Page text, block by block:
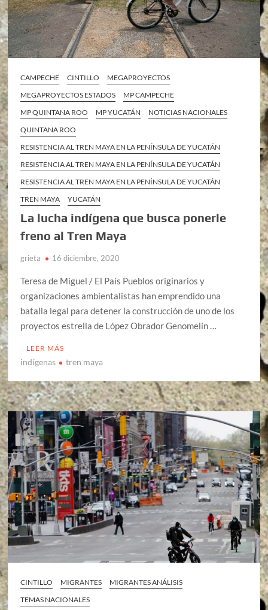
CAMPECHE CINTILLO
MEGAPROYECTOS
MEGAPROYECTOS ESTADOS
MP CAMPECHE
MP QUINTANA ROO
MP YUCATÁN
NOTICIAS NACIONALES
QUINTANA ROO
RESISTENCIA AL TREN MAYA EN LA PENÍNSULA DE YUCATÁN
RESISTENCIA AL TREN MAYA EN LA PENÍNSULA DE YUCATÁN
RESISTENCIA AL TREN MAYA EN LA PENÍNSULA DE YUCATÁN
TREN MAYA
YUCATÁN
La lucha indígena que busca ponerle
freno al Tren Maya
grieta 16 diciembre, 2020
Teresa de Miguel / El País Pueblos originarios y
organizaciones ambientalistas han emprendido una
batalla legal para detener la construcción de uno de los
proyectos estrella de López Obrador Genomelín …
LEER MÁS
indígenas tren maya
CINTILLO MIGRANTES
MIGRANTES ANÁLISIS
TEMAS NACIONALES